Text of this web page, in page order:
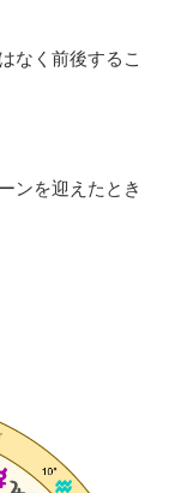
なく前後するこ
ンを迎えたとき